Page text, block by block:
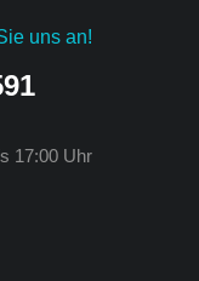
uns an!
17:00 Uhr